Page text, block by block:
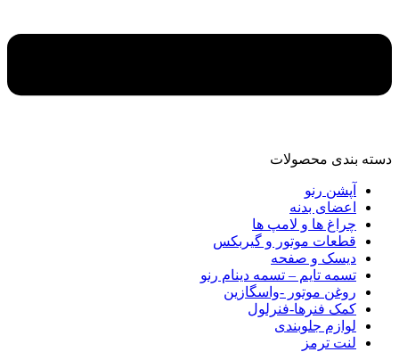
دسته‌ بندی محصولات
آپشن رنو
اعضای بدنه
چراغ ها و لامپ ها
قطعات موتور و گیربکس
دیسک و صفحه
تسمه تایم – تسمه دینام رنو
روغن موتور -واسگازین
کمک فنرها-فنرلول
لوازم جلوبندی
لنت ترمز